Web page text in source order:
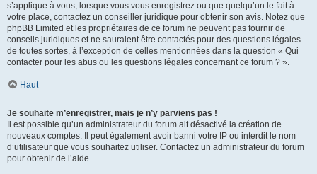
s’applique à vous, lorsque vous vous enregistrez ou que quelqu’un le fait à
votre place, contactez un conseiller juridique pour obtenir son avis. Notez que
phpBB Limited et les propriétaires de ce forum ne peuvent pas fournir de
conseils juridiques et ne sauraient être contactés pour des questions légales
de toutes sortes, à l’exception de celles mentionnées dans la question « Qui
contacter pour les abus ou les questions légales concernant ce forum ? ».
Haut
Je souhaite m’enregistrer, mais je n’y parviens pas !
Il est possible qu’un administrateur du forum ait désactivé la création de
nouveaux comptes. Il peut également avoir banni votre IP ou interdit le nom
d’utilisateur que vous souhaitez utiliser. Contactez un administrateur du forum
pour obtenir de l’aide.